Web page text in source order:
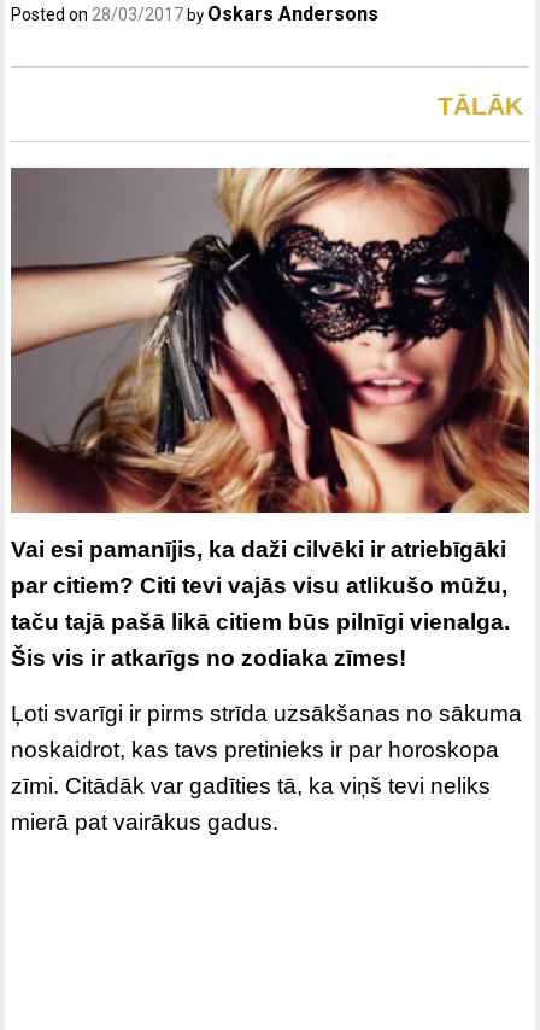
Posted on28/03/2017 by Oskars Andersons
TĀLĀK
Vai esi pamanījis, ka daži cilvēki ir atriebīgāki
par citiem? Citi tevi vajās visu atlikušo mūžu,
taču tajā pašā likā citiem būs pilnīgi vienalga.
Šis vis ir atkarīgs no zodiaka zīmes!
Ļoti svarīgi ir pirms strīda uzsākšanas no sākuma
noskaidrot, kas tavs pretinieks ir par horoskopa
zīmi. Citādāk var gadīties tā, ka viņš tevi neliks
mierā pat vairākus gadus.